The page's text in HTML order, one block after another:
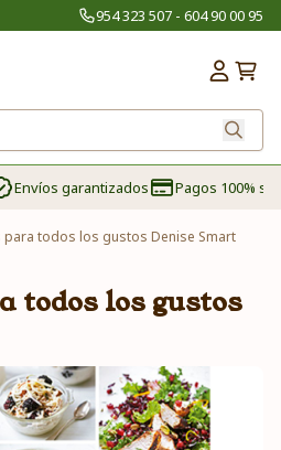
954 323 507 - 604 90 00 95
Envíos garantizados Pagos 100%
para todos los gustos Denise Smart
todos los gustos